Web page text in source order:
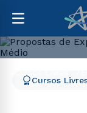
Propostas de
Cursos